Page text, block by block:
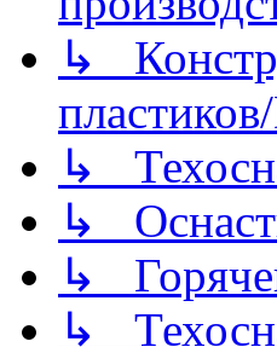
↳
↳
↳
↳
↳